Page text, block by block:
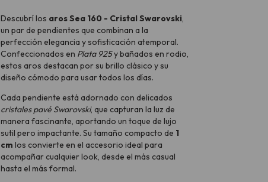
Descubrí los aros Sea 160 - Cristal Swarovski,
un par de pendientes que combinan a la
perfección elegancia y sofisticación atemporal.
Confeccionados en Plata 925y bañados en rodio,
estos aros destacan por su brillo clásico y su
diseño cómodo para usar todos los días.
Cada pendiente está adornado con delicados
cristales pavé Swarovski, que capturan la luz de
manera fascinante, aportando un toque de lujo
sutil pero impactante. Su tamaño compacto de 1
cm los convierte en el accesorio ideal para
acompañar cualquier look, desde el más casual
hasta el más formal.